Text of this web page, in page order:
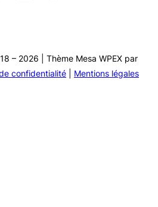
– 2026 | Thème Mesa WPEX par
confidentialité Mentions légales